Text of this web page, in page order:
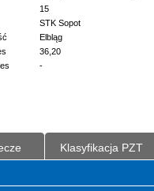
15
STK Sopot
Elbląg
36,20
-
Klasyfikacja PZT